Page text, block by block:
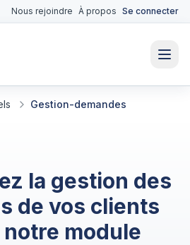
Nous rejoindre À propos Se connecter
Gestion-demandes
la gestion des
de vos clients
notre module